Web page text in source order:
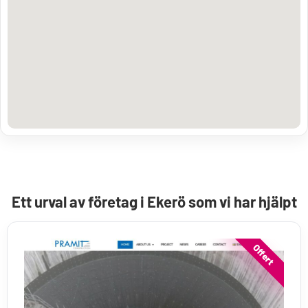
Ett urval av företag i Ekerö som vi har hjälpt
Offert